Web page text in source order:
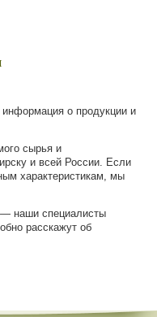
информация о продукции и
сырья и
и всей России. Если
характеристикам, мы
— наши специалисты
расскажут об